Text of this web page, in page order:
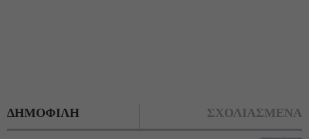
ΔΗΜΟΦΙΛΗ ΣΧΟΛΙΑΣΜΕΝΑ